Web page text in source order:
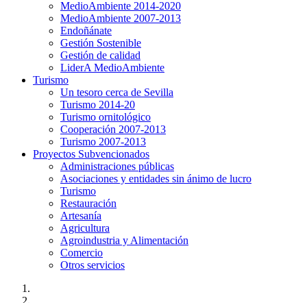
MedioAmbiente 2014-2020
MedioAmbiente 2007-2013
Endoñánate
Gestión Sostenible
Gestión de calidad
LiderA MedioAmbiente
Turismo
Un tesoro cerca de Sevilla
Turismo 2014-20
Turismo ornitológico
Cooperación 2007-2013
Turismo 2007-2013
Proyectos Subvencionados
Administraciones públicas
Asociaciones y entidades sin ánimo de lucro
Turismo
Restauración
Artesanía
Agricultura
Agroindustria y Alimentación
Comercio
Otros servicios